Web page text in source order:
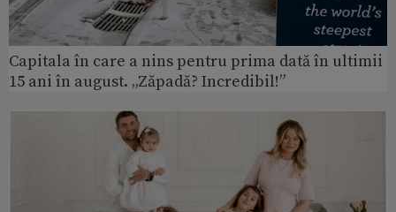
Capitala în care a nins pentru prima dată în ultimii
15 ani în august. „Zăpadă? Incredibil!”